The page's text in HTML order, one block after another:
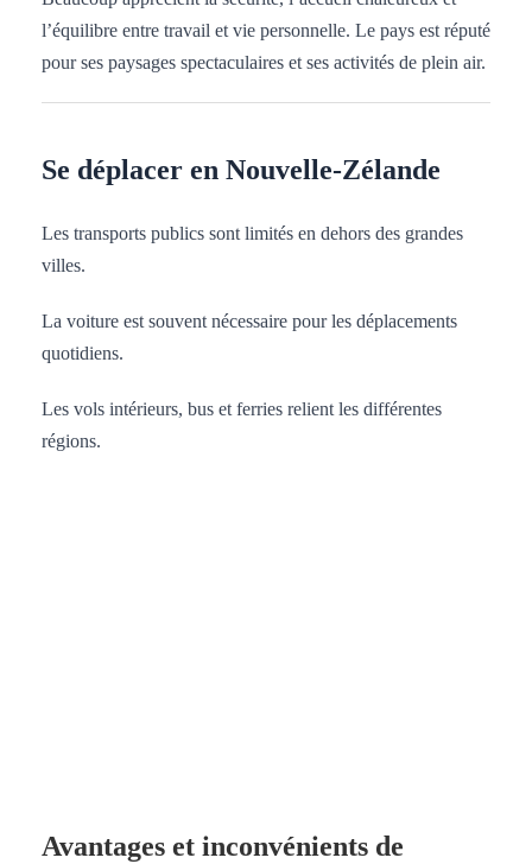
l’équilibre entre travail et vie personnelle. Le pays est réputé
pour ses paysages spectaculaires et ses activités de plein air.
Se déplacer en Nouvelle-Zélande
Les transports publics sont limités en dehors des grandes
villes.
La voiture est souvent nécessaire pour les déplacements
quotidiens.
Les vols intérieurs, bus et ferries relient les différentes
régions.
Avantages et inconvénients de